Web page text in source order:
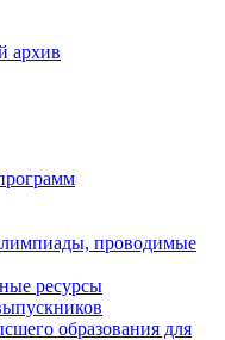
архив
проводимые
ресурсы
образования для